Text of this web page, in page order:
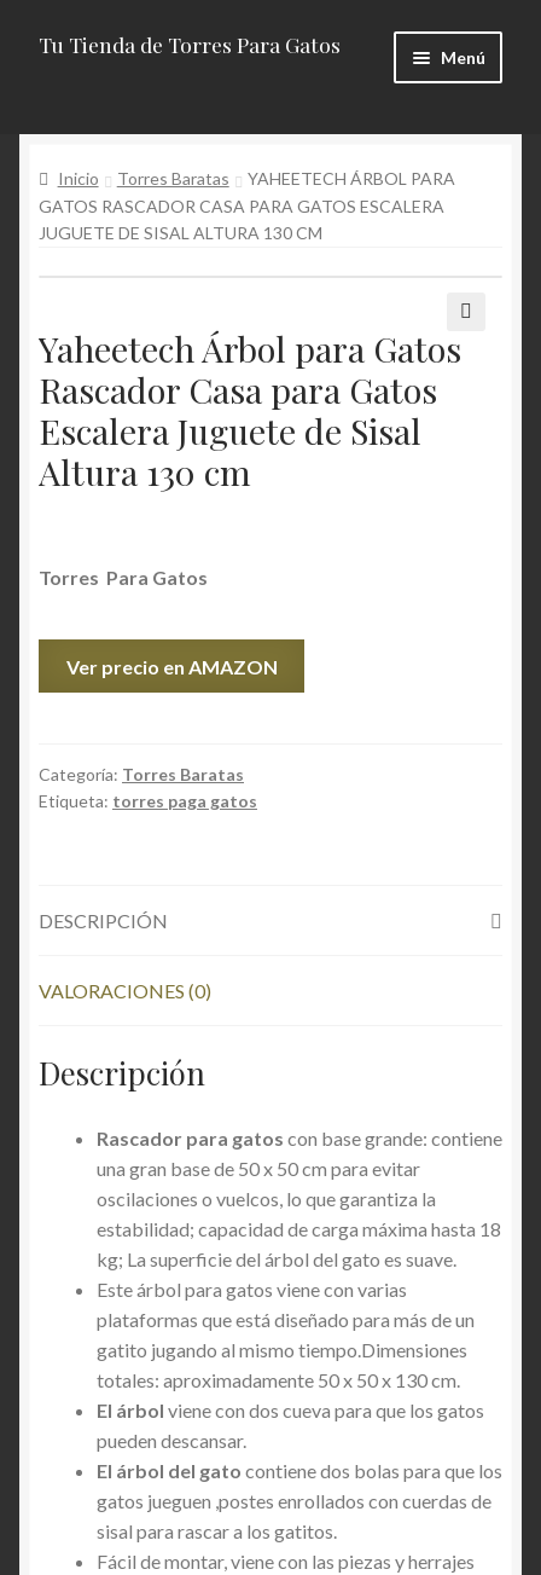
Ir
navegación
Ir
Tu Tienda de Torres Para Gatos Menú
Aviso Legal
Carrito
Sobre Torres Para Gatos
Tipos De Rascadores Para Gatos
Inicio Torres Baratas
YAHEETECH ÁRBOL PARA
GATOS RASCADOR CASA PARA GATOS ESCALERA
JUGUETE DE SISAL ALTURA 130 CM
🔍
Yaheetech Árbol para Gatos
Rascador Casa para Gatos
Escalera Juguete de Sisal
Altura 130 cm
Torres Para Gatos
Ver precio en AMAZON
Categoría: Torres Baratas
Etiqueta: torres paga gatos
DESCRIPCIÓN
VALORACIONES (0)
Descripción
Rascador para gatos con base grande: contiene
una gran base de 50 x 50 cm para evitar
oscilaciones o vuelcos, lo que garantiza la
estabilidad; capacidad de carga máxima hasta 18
kg; La superficie del árbol del gato es suave.
Este árbol para gatos viene con varias
plataformas que está diseñado para más de un
gatito jugando al mismo tiempo.Dimensiones
totales: aproximadamente 50 x 50 x 130 cm.
El árbol viene con dos cueva para que los gatos
pueden descansar.
El árbol del gato contiene dos bolas para que los
gatos jueguen ,postes enrollados con cuerdas de
sisal para rascar a los gatitos.
Fácil de montar, viene con las piezas y herrajes